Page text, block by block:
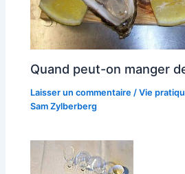
Quand peut-on manger
Laisser un commentaire /Vie
Sam Zylberberg